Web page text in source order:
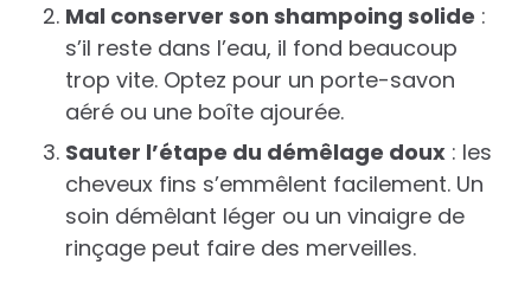
Mal conserver son shampoing solide :
s’il reste dans l’eau, il fond beaucoup
trop vite. Optez pour un porte-savon
aéré ou une boîte ajourée.
Sauter l’étape du démêlage doux : les
cheveux fins s’emmêlent facilement. Un
soin démêlant léger ou un vinaigre de
rinçage peut faire des merveilles.